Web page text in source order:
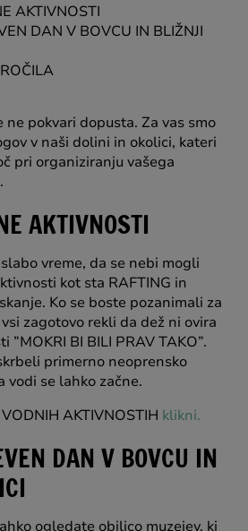
AKTIVNOSTI
DAN V BOVCU IN BLIŽNJI
ne pokvari dopusta. Za vas smo
v naši dolini in okolici, kateri
pri organiziranju vašega
AKTIVNOSTI
vreme, da se nebi mogli
kot sta RAFTING in
Ko se boste pozanimali za
zagotovo rekli da dež ni ovira
”MOKRI BI BILI PRAV TAKO”.
primerno neoprensko
vodi se lahko začne.
AKTIVNOSTIH klikni.
DAN V BOVCU IN
ogledate obilico muzejev, ki